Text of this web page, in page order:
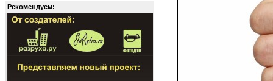
Рекомендуем: